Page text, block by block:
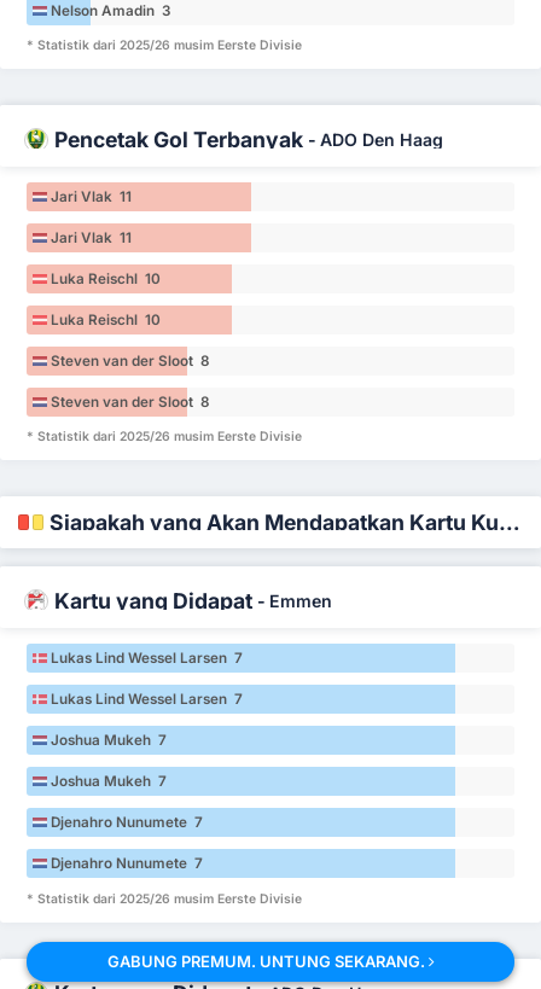
Nelson Amadin 3
* Statistik dari 2025/26 musim Eerste Divisie
Pencetak Gol Terbanyak - ADO Den Haag
Jari Vlak 11
Jari Vlak 11
Luka Reischl 10
Luka Reischl 10
Steven van der Sloot 8
Steven van der Sloot 8
* Statistik dari 2025/26 musim Eerste Divisie
Siapakah yang Akan Mendapatkan Kartu Kuning dan Merah
Kartu yang Didapat - Emmen
Lukas Lind Wessel Larsen 7
Lukas Lind Wessel Larsen 7
Joshua Mukeh 7
Joshua Mukeh 7
Djenahro Nunumete 7
Djenahro Nunumete 7
* Statistik dari 2025/26 musim Eerste Divisie
GABUNG PREMUM. UNTUNG SEKARANG.